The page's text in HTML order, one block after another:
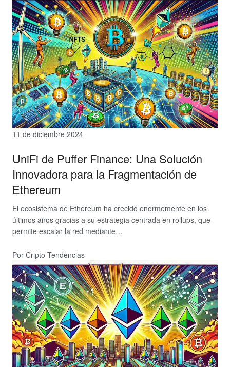
11 de diciembre 2024
UniFi de Puffer Finance: Una Solución
Innovadora para la Fragmentación de
Ethereum
El ecosistema de Ethereum ha crecido enormemente en los
últimos años gracias a su estrategia centrada en rollups, que
permite escalar la red mediante…
Por Cripto Tendencias